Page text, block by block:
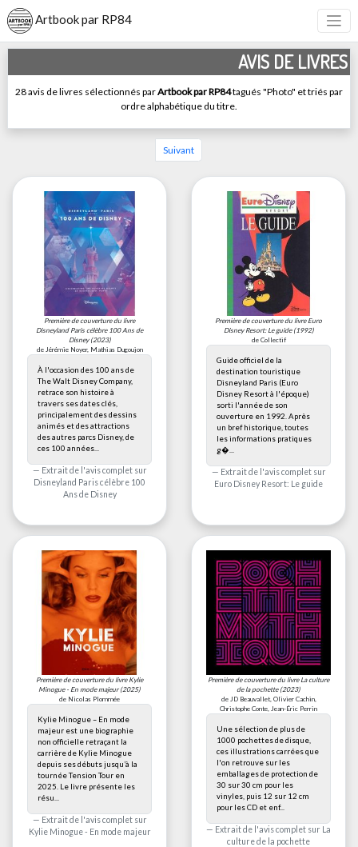
Artbook par RP84
AVIS DE LIVRES
28 avis de livres sélectionnés parArtbook par RP84tagués "Photo" et triés par
ordre alphabétique du titre.
Suivant
Première de couverture du livre
Disneyland Paris célèbre 100 Ans de
Disney(2023)
de Jérémie Noyer, Mathias Dugoujon
À l'occasion des 100 ans de
The Walt Disney Company,
retrace son histoire à
travers ses dates clés,
principalement des dessins
animés et des attractions
des autres parcs Disney, de
ces 100 années...
Extrait de l'avis complet sur
Disneyland Paris célèbre 100
Ans de Disney
Première de couverture du livreEuro
Disney Resort: Le guide(1992)
de Collectif
Guide officiel de la
destination touristique
Disneyland Paris (Euro
Disney Resort à l'époque)
sorti l'année de son
ouverture en 1992. Après
un bref historique, toutes
les informations pratiques
g�...
Extrait de l'avis complet sur
Euro Disney Resort: Le guide
Première de couverture du livre Kylie
Minogue - En mode majeur(2025)
de Nicolas Plommée
Kylie Minogue – En mode
majeur est une biographie
non officielle retraçant la
carrière de Kylie Minogue
depuis ses débuts jusqu’à la
tournée Tension Tour en
2025. Le livre présente les
résu...
Extrait de l'avis complet sur
Kylie Minogue - En mode majeur
Première de couverture du livreLa culture
de la pochette(2023)
de JD Beauvallet, Olivier Cachin,
Christophe Conte, Jean-Éric Perrin
Une sélection de plus de
1000 pochettes de disque,
ces illustrations carrées que
l'on retrouve sur les
emballages de protection de
30 sur 30 cm pour les
vinyles, puis 12 sur 12 cm
pour les CD et enf...
Extrait de l'avis complet sur La
culture de la pochette